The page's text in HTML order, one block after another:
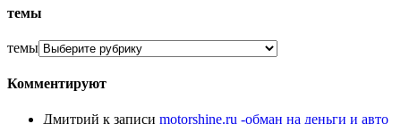
темы
темы
Комментируют
Дмитрий к записи motorshine.ru -обман на деньги и авто